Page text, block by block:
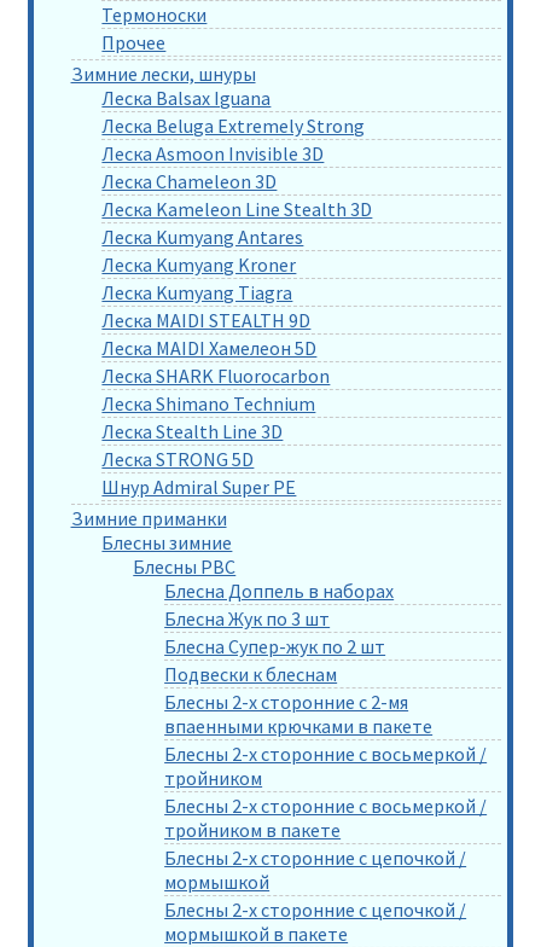
Термоноски
Прочее
Зимние лески, шнуры
Леска Balsax Iguana
Леска Beluga Extremely Strong
Леска Asmoon Invisible 3D
Леска Chameleon 3D
Леска Kameleon Line Stealth 3D
Леска Kumyang Antares
Леска Kumyang Kroner
Леска Kumyang Tiagra
Леска MAIDI STEALTH 9D
Леска MAIDI Хамелеон 5D
Леска SHARK Fluorocarbon
Леска Shimano Technium
Леска Stealth Line 3D
Леска STRONG 5D
Шнур Admiral Super PE
Зимние приманки
Блесны зимние
Блесны РВС
Блесна Доппель в наборах
Блесна Жук по 3 шт
Блесна Супер-жук по 2 шт
Подвески к блеснам
Блесны 2-х сторонние с 2-мя
впаенными крючками в пакете
Блесны 2-х сторонние с восьмеркой /
тройником
Блесны 2-х сторонние с восьмеркой /
тройником в пакете
Блесны 2-х сторонние с цепочкой /
мормышкой
Блесны 2-х сторонние с цепочкой /
мормышкой в пакете